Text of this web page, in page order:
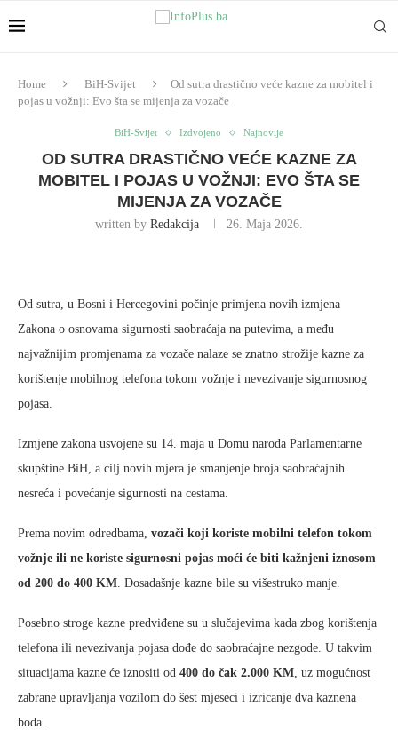
Home BiH-Svijet
Od sutra drastično veće kazne za mobitel i
pojas u vožnji: Evo šta se mijenja za vozače
BiH-Svijet Izdvojeno Najnovije
OD SUTRA DRASTIČNO VEĆE KAZNE ZA
MOBITEL I POJAS U VOŽNJI: EVO ŠTA SE
MIJENJA ZA VOZAČE
written by Redakcija 26. Maja 2026.
Od sutra, u Bosni i Hercegovini počinje primjena novih izmjena
Zakona o osnovama sigurnosti saobraćaja na putevima, a među
najvažnijim promjenama za vozače nalaze se znatno strožije kazne za
korištenje mobilnog telefona tokom vožnje i nevezivanje sigurnosnog
pojasa.
Izmjene zakona usvojene su 14. maja u Domu naroda Parlamentarne
skupštine BiH, a cilj novih mjera je smanjenje broja saobraćajnih
nesreća i povećanje sigurnosti na cestama.
Prema novim odredbama, vozači koji koriste mobilni telefon tokom
vožnje ili ne koriste sigurnosni pojas moći će biti kažnjeni iznosom
od 200 do 400 KM. Dosadašnje kazne bile su višestruko manje.
Posebno stroge kazne predviđene su u slučajevima kada zbog korištenja
telefona ili nevezivanja pojasa dođe do saobraćajne nezgode. U takvim
situacijama kazne će iznositi od 400 do čak 2.000 KM, uz mogućnost
zabrane upravljanja vozilom do šest mjeseci i izricanje dva kaznena
boda.